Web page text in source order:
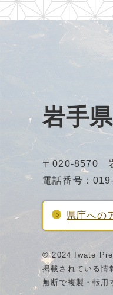
岩手
〒020-8570
電話番号：
県庁への
© 2024 Iwate
掲載されている情
無断で複製・転用